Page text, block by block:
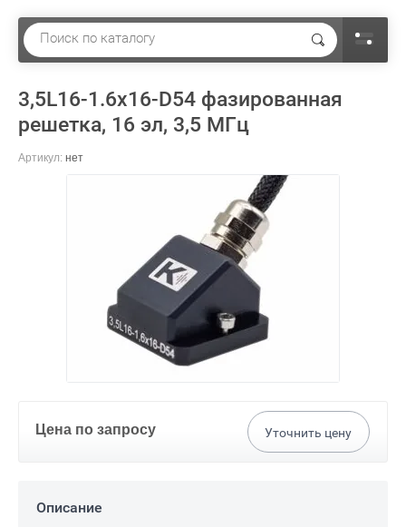
3,5L16-1.6х16-D54 фазированная
решетка, 16 эл, 3,5 МГц
Артикул: нет
Цена по запросу Уточнить цену
Описание